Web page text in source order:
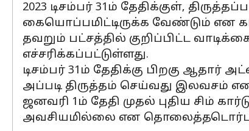
2023 டிசம்பர் 31ம் தேதிக்குள்,
கையொப்பமிட்டிருக்க வேண்டும் என
தவறும் பட்சத்தில் குறிப்பிட்ட
எச்சரிக்கப்பட்டுள்ளது.
டிசம்பர் 31ம் தேதிக்கு பிறகு ஆதார்
அப்படி திருத்தம் செய்வது இலவசம் என
ஜனவரி 1ம் தேதி முதல் புதிய சிம்
அவசியமில்லை என